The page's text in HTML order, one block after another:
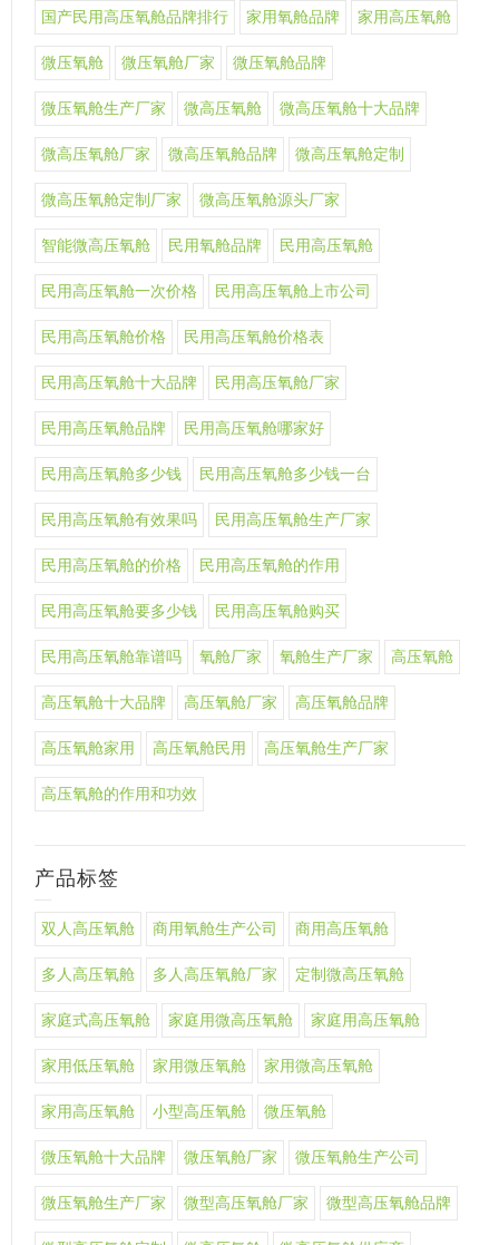
国产民用高压氧舱品牌排行 家用氧舱品牌 家用高压氧舱
微压氧舱 微压氧舱厂家 微压氧舱品牌
微压氧舱生产厂家 微高压氧舱 微高压氧舱十大品牌
微高压氧舱厂家 微高压氧舱品牌 微高压氧舱定制
微高压氧舱定制厂家 微高压氧舱源头厂家
智能微高压氧舱 民用氧舱品牌 民用高压氧舱
民用高压氧舱一次价格 民用高压氧舱上市公司
民用高压氧舱价格 民用高压氧舱价格表
民用高压氧舱十大品牌 民用高压氧舱厂家
民用高压氧舱品牌 民用高压氧舱哪家好
民用高压氧舱多少钱 民用高压氧舱多少钱一台
民用高压氧舱有效果吗 民用高压氧舱生产厂家
民用高压氧舱的价格 民用高压氧舱的作用
民用高压氧舱要多少钱 民用高压氧舱购买
民用高压氧舱靠谱吗 氧舱厂家 氧舱生产厂家 高压氧舱
高压氧舱十大品牌 高压氧舱厂家 高压氧舱品牌
高压氧舱家用 高压氧舱民用 高压氧舱生产厂家
高压氧舱的作用和功效
产品标签
双人高压氧舱 商用氧舱生产公司 商用高压氧舱
多人高压氧舱 多人高压氧舱厂家 定制微高压氧舱
家庭式高压氧舱 家庭用微高压氧舱 家庭用高压氧舱
家用低压氧舱 家用微压氧舱 家用微高压氧舱
家用高压氧舱 小型高压氧舱 微压氧舱
微压氧舱十大品牌 微压氧舱厂家 微压氧舱生产公司
微压氧舱生产厂家 微型高压氧舱厂家 微型高压氧舱品牌